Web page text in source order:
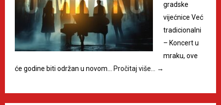
gradske
vijećnice Već
tradicionalni
– Koncert u
mraku, ove
će godine biti održan u novom… Pročitaj više… →